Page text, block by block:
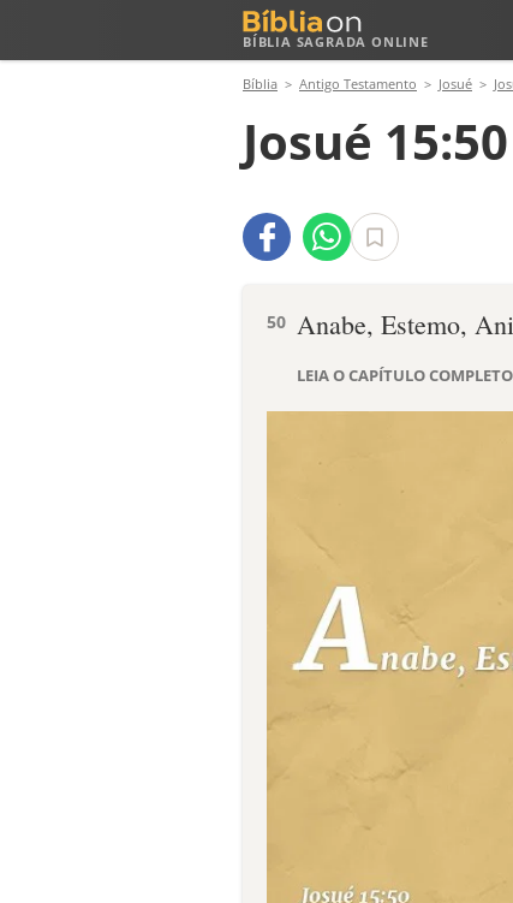
BÍBLIA SAGRADA ONLINE
Bíblia Antigo Testamento Josué
Josué 15:50
50 Anabe, Estemo,
LEIA O CAPÍTULO